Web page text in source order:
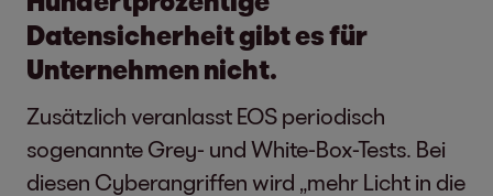
Datensicherheit gibt es für
Unternehmen nicht.
Zusätzlich veranlasst EOS periodisch
sogenannte Grey- und White-Box-Tests. Bei
diesen Cyberangriffen wird „mehr Licht in die